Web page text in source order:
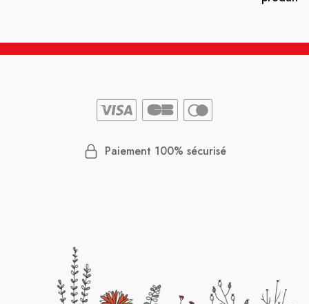
Paiement 100% sécurisé